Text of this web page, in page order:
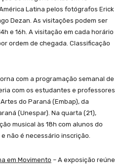
Latina pelos fotógrafos Erick
Dezan. As visitações podem ser
e 16h. A visitação em cada horário
ordem de chegada. Classificação
com a programação semanal de
com os estudantes e professores
do Paraná (Embap), da
(Unespar). Na quarta (21),
musical às 18h com alunos do
não é necessário inscrição.
em Movimento – A exposição reúne